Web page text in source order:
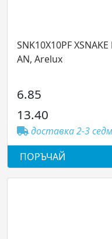
XSNAKE Профил 2
2-3 седмици